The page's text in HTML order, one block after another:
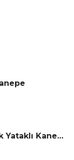
Serora Üçlü Sandıklı – Tek Kişilik Yataklı Kanepe